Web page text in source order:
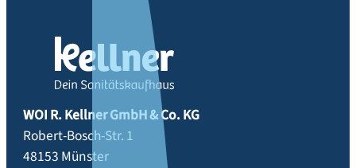
WOI R. Kellner GmbH & Co. KG
Robert-Bosch-Str. 1
48153 Münster